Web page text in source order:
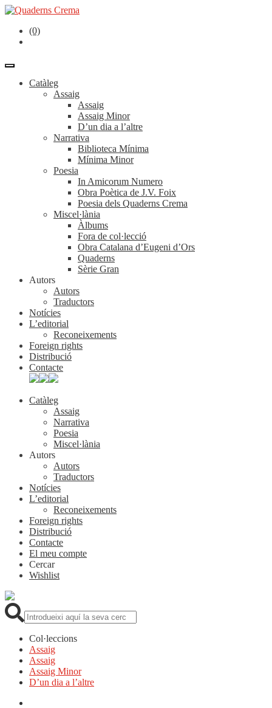
(0)
Catàleg
Assaig
Assaig
Assaig Minor
D’un dia a l’altre
Narrativa
Biblioteca Mínima
Mínima Minor
Poesia
In Amicorum Numero
Obra Poètica de J.V. Foix
Poesia dels Quaderns Crema
Miscel·lània
Àlbums
Fora de col·lecció
Obra Catalana d’Eugeni d’Ors
Quaderns
Sèrie Gran
Autors
Autors
Traductors
Notícies
L’editorial
Reconeixements
Foreign rights
Distribució
Contacte
Catàleg
Assaig
Narrativa
Poesia
Miscel·lània
Autors
Autors
Traductors
Notícies
L’editorial
Reconeixements
Foreign rights
Distribució
Contacte
El meu compte
Cercar
Wishlist
Col·leccions
Assaig
Assaig
Assaig Minor
D’un dia a l’altre